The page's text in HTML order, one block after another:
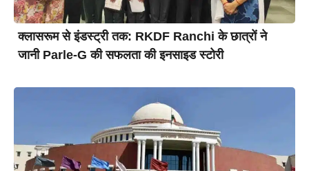
क्लासरूम से इंडस्ट्री तक: RKDF Ranchi के छात्रों ने
जानी Parle-G की सफलता की इनसाइड स्टोरी